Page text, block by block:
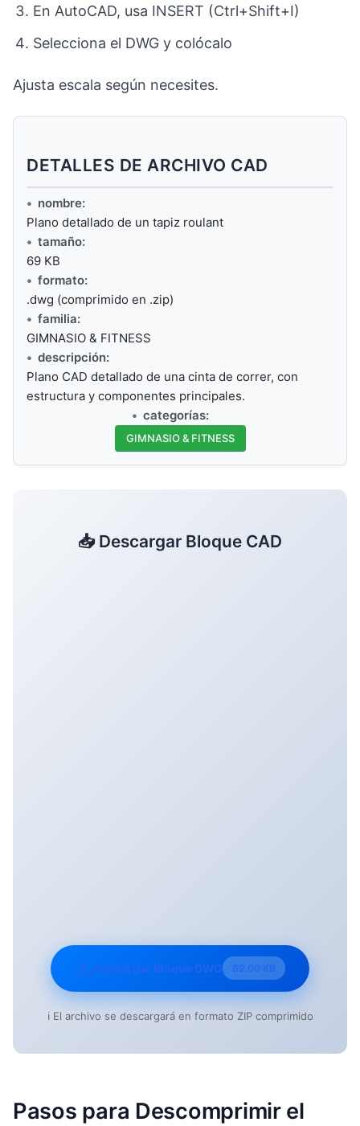
En AutoCAD, usa INSERT (Ctrl+Shift+I)
Selecciona el DWG y colócalo
Ajusta escala según necesites.
DETALLES DE ARCHIVO CAD
nombre:
Plano detallado de un tapiz roulant
tamaño:
69 KB
formato:
.dwg (comprimido en .zip)
familia:
GIMNASIO & FITNESS
descripción:
Plano CAD detallado de una cinta de correr, con
estructura y componentes principales.
categorías:
GIMNASIO & FITNESS
📥 Descargar Bloque CAD
Descargar Bloque DWG 69.00 KB
ℹ️ El archivo se descargará en formato ZIP comprimido
Pasos para Descomprimir el